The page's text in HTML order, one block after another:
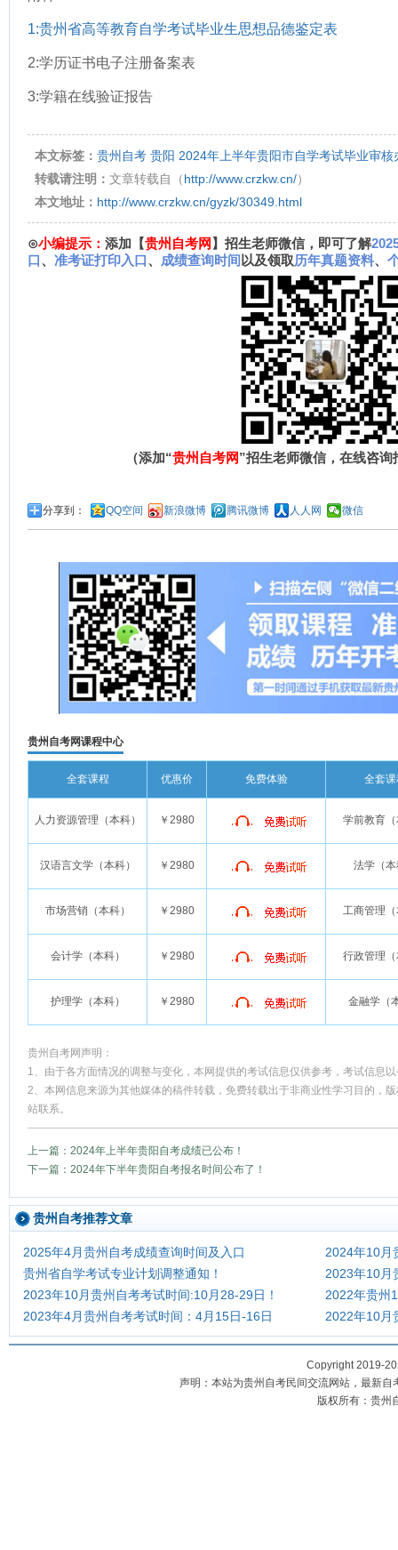
1:贵州省高等教育自学考试毕业生思想品德鉴定表
2:学历证书电子注册备案表
3:学籍在线验证报告
本文标签： 贵州自考 贵阳 2024年上半年贵阳市自学考试毕业审核
转载请注明： 文章转载自（http://www.crzkw.cn/）
本文地址： http://www.crzkw.cn/gyzk/30349.html
⊙小编提示： 添加【贵州自考网 】招生老师微信，即可了解
口、 准考证打印入口、 成绩查询时间 以及领取历年真题资料、
（添加“贵州自考网”招生老师微信，在线咨
分享到： QQ空间 新浪微博 腾讯微博 人人网 微信
贵州自考网课程中心
全套课程 优惠价 免费体验 全套课
人力资源管理（本科） ￥2980 学前教育
汉语言文学（本科） ￥2980 法学（
市场营销（本科） ￥2980 工商管理
会计学（本科） ￥2980 行政管理
护理学（本科） ￥2980 金融学（
贵州自考网声明：
1、由于各方面情况的调整与变化，本网提供的考试信息仅供参考，考试信息
2、本网信息来源为其他媒体的稿件转载，免费转载出于非商业性学习目的，
站联系。
上一篇：2024年上半年贵阳自考成绩已公布！
下一篇：2024年下半年贵阳自考报名时间公布了！
贵州自考推荐文章
2025年4月贵州自考成绩查询时间及入口
2024年10月
贵州省自学考试专业计划调整通知！
2023年10月
2023年10月贵州自考考试时间:10月28-29日！
2022年贵州
2023年4月贵州自考考试时间：4月15日-16日
2022年10月
Copyright 2019-
声明：本站为贵州自考民间交流网站，最新
版权所有：贵